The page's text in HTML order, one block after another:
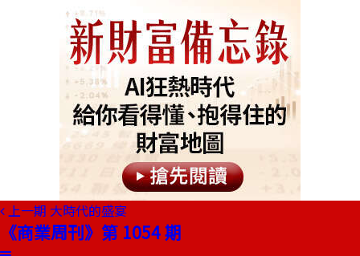
上一期 大時代的盛宴
《商業周刊》第 1054 期